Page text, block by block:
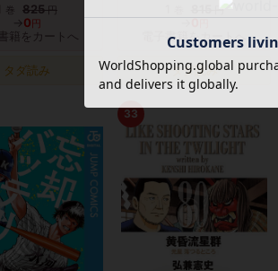
巻 825円
→0円
書籍をカートへ
タダ読み
円
→0
電子書籍をカートへ
タダ読み
33